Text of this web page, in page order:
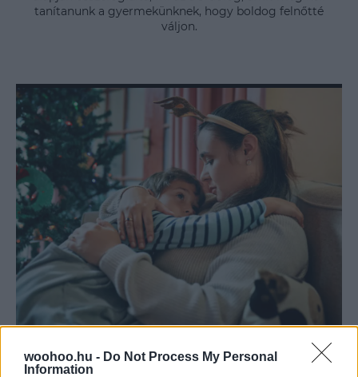
woohoo.hu - Do Not Process My Personal
Information
tanítanunk a gyermekünknek, hogy boldog felnőtté
váljon.
Védd meg a gyermeked határait a családi